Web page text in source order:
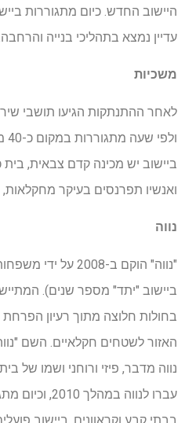
עדיין נמצא בתהליכי בנייה
משכיות
לאחר ההתנתקות הגיעו תושבי
ביישוב יש מכינה קדם צבאית, בית
ואנשיו תפרנסים בעיקר מחקלאות,
נווה
"נווה" הוקם ב-2008
ביישוב "יתד" מספר שנים).
בחולות חלוצה מתוך רעיון
האזור לשטחים חקלאיים. השם
נווה מדבר, פיזי ורוחני ושמו
בבתי קבע וקראוונים. ביישוב